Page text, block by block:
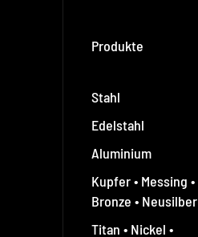
Produkte
Stahl
Edelstahl
Aluminium
Kupfer • Messing •
Bronze • Neusilber
Titan • Nickel •